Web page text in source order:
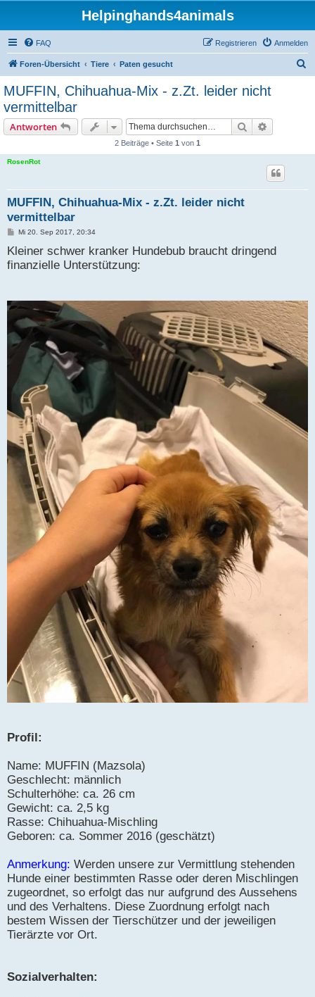
Helpinghands4animals
FAQ Anmelden
Registrieren
Foren-Übersicht Tiere Paten gesucht
MUFFIN, Chihuahua-Mix - z.Zt. leider nicht
vermittelbar
Antworten Suche
2 Beiträge • Seite 1 von 1
RosenRot
MUFFIN, Chihuahua-Mix - z.Zt. leider nicht
vermittelbar
B
i
t
r
Mi 20. Sep 2017, 20:34
Kleiner schwer kranker Hundebub braucht dringend
finanzielle Unterstützung:
Profil:
Name: MUFFIN (Mazsola)
Geschlecht: männlich
Schulterhöhe: ca. 26 cm
Gewicht: ca. 2,5 kg
Rasse: Chihuahua-Mischling
Geboren: ca. Sommer 2016 (geschätzt)
Anmerkung: Werden unsere zur Vermittlung stehenden
Hunde einer bestimmten Rasse oder deren Mischlingen
zugeordnet, so erfolgt das nur aufgrund des Aussehens
und des Verhaltens. Diese Zuordnung erfolgt nach
bestem Wissen der Tierschützer und der jeweiligen
Tierärzte vor Ort.
Sozialverhalten: